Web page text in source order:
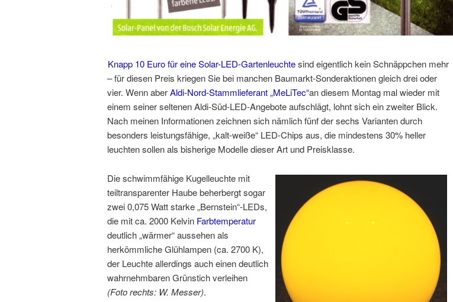
Knapp 10 Euro für eine Solar-LED-Gartenleuchtesind eigentlich kein Schnäppchen mehr
– für diesen Preis kriegen Sie bei manchen Baumarkt-Sonderaktionen gleich drei oder
vier. Wenn aberAldi-Nord-Stammlieferant „MeLiTec“an diesem Montag mal wieder mit
einem seiner seltenen Aldi-Süd-LED-Angebote aufschlägt, lohnt sich ein zweiter Blick.
Nach meinen Informationen zeichnen sich nämlich fünf der sechs Varianten durch
besonders leistungsfähige, „kalt-weiße“ LED-Chips aus, die mindestens 30% heller
leuchten sollen als bisherige Modelle dieser Art und Preisklasse.
Die schwimmfähige Kugelleuchte mit
teiltransparenter Haube beherbergt sogar
zwei 0,075 Watt starke „Bernstein“-LEDs,
die mit ca. 2000 Kelvin Farbtemperatur
deutlich „wärmer“ aussehen als
herkömmliche Glühlampen (ca. 2700 K),
der Leuchte allerdings auch einen deutlich
wahrnehmbaren Grünstich verleihen
(Foto rechts: W. Messer).